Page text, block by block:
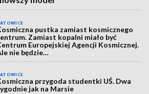
pustka zamiast kosmicznego
Zamiast kopalni miało być
Europejskiej Agencji Kosmicznej.
nie będzie…
przygoda studentki UŚ. Dwa
jak na Marsie